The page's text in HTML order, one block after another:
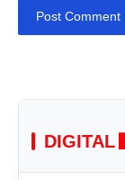
Post Comment
DIGITAL